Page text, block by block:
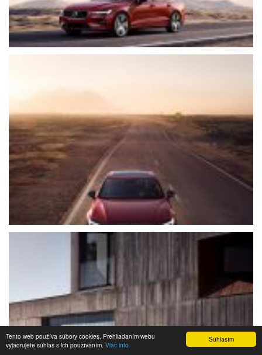
Súhlasím
Tento web používa súbory cookies. Prehliadaním webu
vyjadrujete súhlas s ich používaním. Viac info